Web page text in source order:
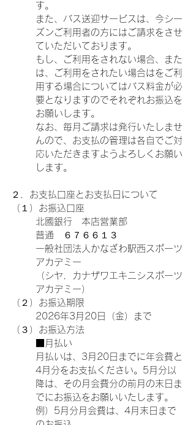
す。
また、バス送迎サービスは、今シー
ズンご利用者の方にはご請求をさせ
ていただいております。
もし、ご利用をされない場合、また
は、ご利用をされたい場合はをご利
用する場合についてはバス料金が必
要となりますのでそれぞれお振込を
お願いします。
なお、毎月ご請求は発行いたしませ
んので、お支払の管理は各自でご対
応いただきますようよろしくお願い
します。
２．お支払口座とお支払日について
（１）お振込口座
北國銀行　本店営業部
普通　６７６６１３
一般社団法人かなざわ駅西スポーツ
アカデミー
（シヤ．カナザワエキニシスポーツ
アカデミー）
（２）お振込期限
2026年3月20日（金）まで
（３）お振込方法
■月払い
月払いは、3月20日までに年会費と
4月分をお支払ください。5月分以
降は、その月会費分の前月の末日ま
でにお振込をお願いいたします。
例）5月分月会費は、4月末日まで